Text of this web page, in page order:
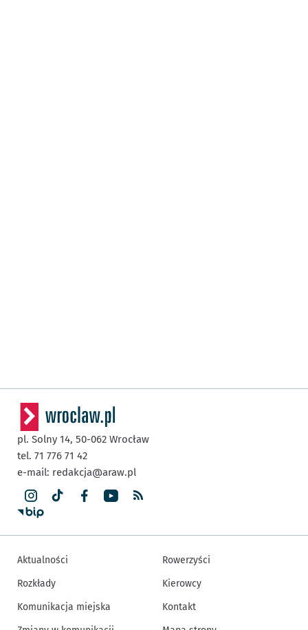
pl. Solny 14, 50-062 Wrocław
tel. 71 776 71 42
e-mail: redakcja@araw.pl
Aktualności
Rozkłady
Komunikacja miejska
Rowerzyści
Kierowcy
Kontakt